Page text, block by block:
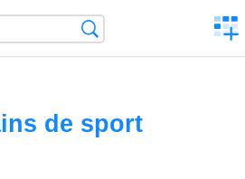
a
de sport